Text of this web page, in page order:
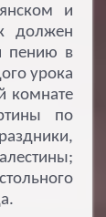
и
должен
пению в
урока
комнате
по